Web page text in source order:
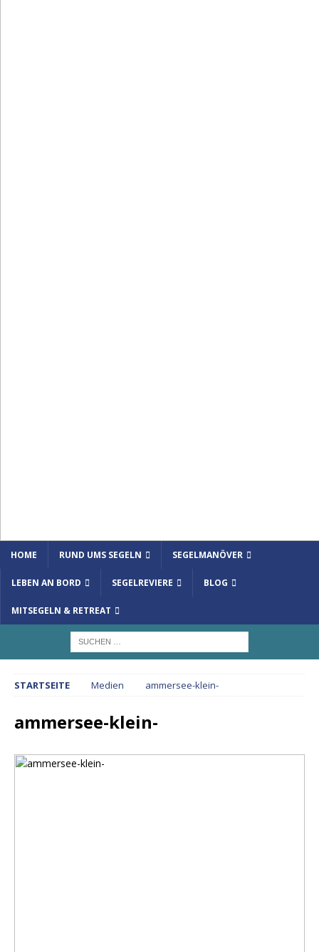
HOME RUND UMS SEGELN SEGELMANÖVER
LEBEN AN BORD SEGELREVIERE BLOG
MITSEGELN & RETREAT
STARTSEITE Medien ammersee-klein-
ammersee-klein-